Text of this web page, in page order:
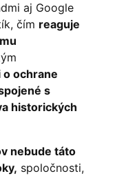
aj Google
čím reaguje
ochrane
s
historických
nebude táto
spoločnosti,